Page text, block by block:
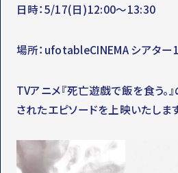
日時：5/17(日)12:00～13:30
場所：ufotableCINEMA シアター1
TVアニメ『死亡遊戯で飯を食う。
されたエピソードを上映いたしま